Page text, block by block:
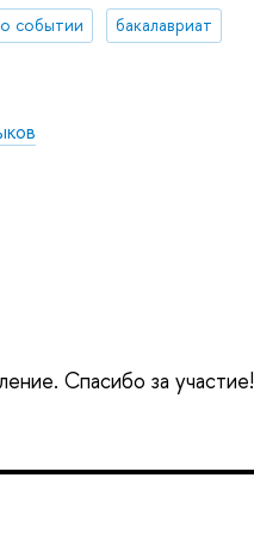
событии бакалавриат
Спасибо за участие!